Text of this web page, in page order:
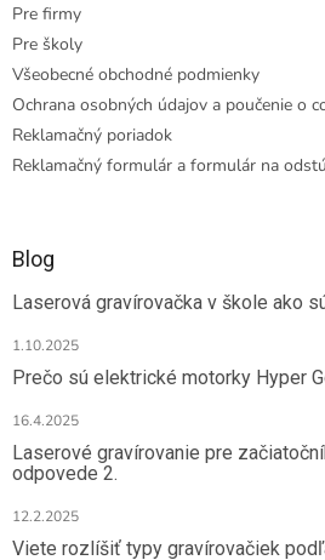
Pre firmy
Pre školy
Všeobecné obchodné podmienky
Ochrana osobných údajov a poučenie o
Reklamačný poriadok
Reklamačný formulár a formulár na
Blog
Laserová gravírovačka v škole ako
1.10.2025
Prečo sú elektrické motorky Hyper
16.4.2025
Laserové gravírovanie pre
odpovede 2.
12.2.2025
Viete rozlíšiť typy gravírovačiek